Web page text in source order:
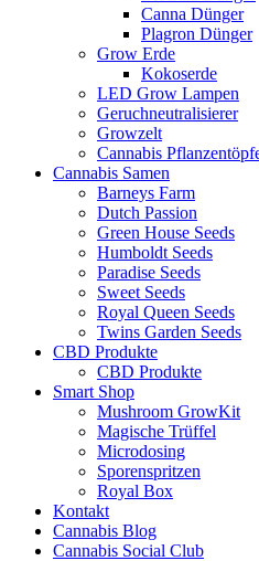
Canna Dünger
Plagron Dünger
Grow Erde
Kokoserde
LED Grow Lampen
Geruchneutralisierer
Growzelt
Cannabis
Cannabis Samen
Barneys Farm
Dutch Passion
Green House Seeds
Humboldt Seeds
Paradise Seeds
Sweet Seeds
Royal Queen Seeds
Twins Garden Seeds
CBD Produkte
CBD Produkte
Smart Shop
Mushroom GrowKit
Magische Trüffel
Microdosing
Sporenspritzen
Royal Box
Kontakt
Cannabis Blog
Cannabis Social Club